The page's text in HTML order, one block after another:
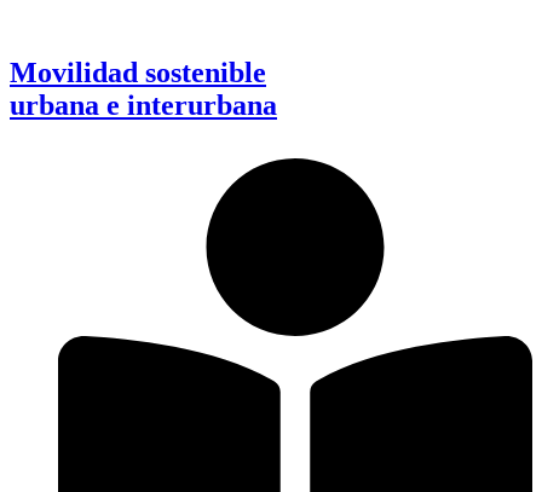
Movilidad sostenible
urbana e interurbana